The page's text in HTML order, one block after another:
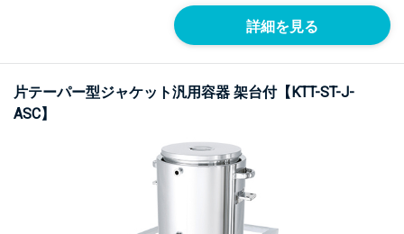
詳細を見る
片テーパー型ジャケット汎用容器 架台付【KTT-ST-J-
ASC】